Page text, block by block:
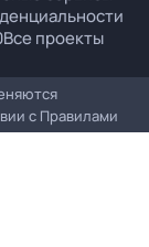
Все проекты
с Правилами